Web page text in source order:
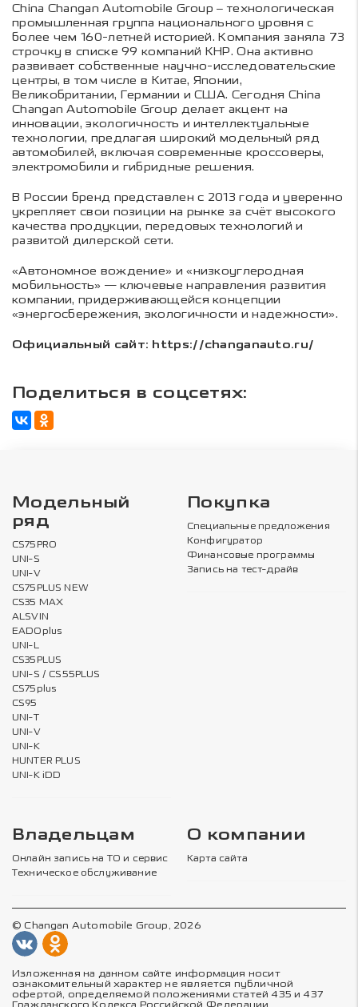
China Changan Automobile Group – технологическая
промышленная группа национального уровня с
более чем 160-летней историей. Компания заняла 73
строчку в списке 99 компаний КНР. Она активно
развивает собственные научно-исследовательские
центры, в том числе в Китае, Японии,
Великобритании, Германии и США. Сегодня China
Changan Automobile Group делает акцент на
инновации, экологичность и интеллектуальные
технологии, предлагая широкий модельный ряд
автомобилей, включая современные кроссоверы,
электромобили и гибридные решения.
В России бренд представлен с 2013 года и уверенно
укрепляет свои позиции на рынке за счёт высокого
качества продукции, передовых технологий и
развитой дилерской сети.
«Автономное вождение» и «низкоуглеродная
мобильность» — ключевые направления развития
компании, придерживающейся концепции
«энергосбережения, экологичности и надежности».
Официальный сайт: https://changanauto.ru/
Поделиться в соцсетях:
Модельный
ряд
CS75PRO
UNI-S
UNI-V
CS75PLUS NEW
CS35 MAX
ALSVIN
EADOplus
UNI-L
CS35PLUS
UNI-S / CS55PLUS
CS75plus
CS95
UNI-T
UNI-V
UNI-K
HUNTER PLUS
UNI-K iDD
Покупка
Специальные предложения
Конфигуратор
Финансовые программы
Запись на тест-драйв
Владельцам
Онлайн запись на ТО и сервис
Техническое обслуживание
О компании
Карта сайта
© Changan Automobile Group, 2026
Изложенная на данном сайте информация носит
ознакомительный характер не является публичной
офертой, определяемой положениями статей 435 и 437
Гражданского Кодекса Российской Федерации.